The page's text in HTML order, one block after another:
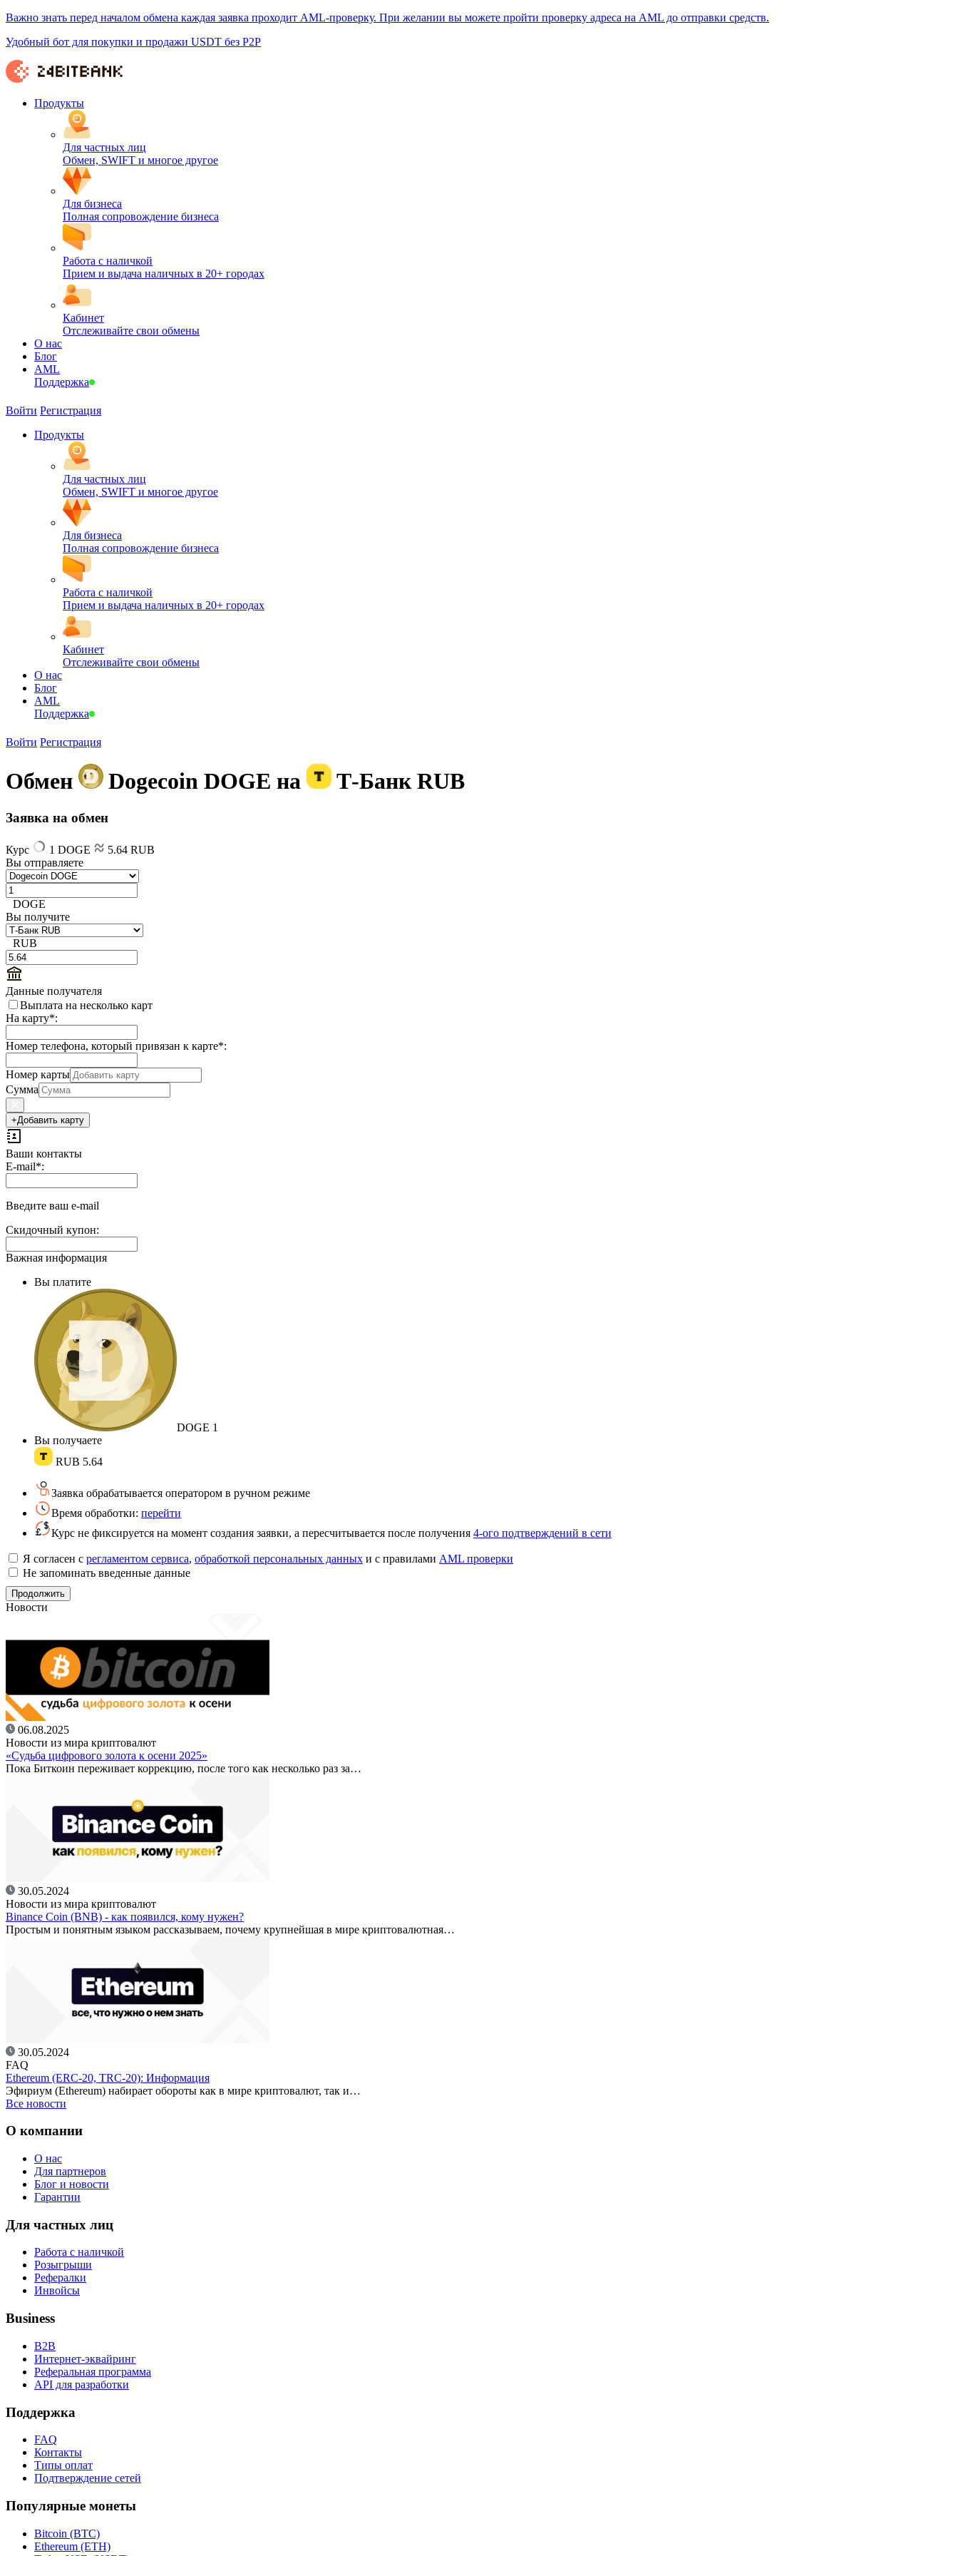
Важно знать перед началом обмена каждая заявка проходит AML-проверку. При желании вы можете пройти проверку адреса на AML до отправки средств.
Удобный бот для покупки и продажи USDT без P2P
Продукты
Для частных лиц
Обмен, SWIFT и многое другое
Для бизнеса
Полная сопровождение бизнеса
Работа с наличкой
Прием и выдача наличных в 20+ городах
Кабинет
Отслеживайте свои обмены
О нас
Блог
AML
Поддержка
Войти Регистрация
Продукты
Для частных лиц
Обмен, SWIFT и многое другое
Для бизнеса
Полная сопровождение бизнеса
Работа с наличкой
Прием и выдача наличных в 20+ городах
Кабинет
Отслеживайте свои обмены
О нас
Блог
AML
Поддержка
Войти Регистрация
Обмен Dogecoin DOGE на Т-Банк RUB
Заявка на обмен
Курс 1 DOGE
5.64 RUB
Вы отправляете
DOGE
Вы получите
RUB
Данные получателя
Выплата на несколько карт
На карту*:
Номер телефона, который привязан к карте*:
Номер карты
Сумма
+Добавить карту
Ваши контакты
E-mail*:
Введите ваш e-mail
Скидочный купон:
Важная информация
Вы платите
DOGE 1
Вы получаете
RUB 5.64
Заявка обрабатывается оператором в ручном режиме
Время обработки: перейти
Курс не фиксируется на момент создания заявки, а пересчитывается после получения 4-ого подтверждений в сети
Я согласен с регламентом сервиса, обработкой персональных данных и с правилами AML проверки
Не запоминать введенные данные
Новости
06.08.2025
Новости из мира криптовалют
«Судьба цифрового золота к осени 2025»
Пока Биткоин переживает коррекцию, после того как несколько раз за…
30.05.2024
Новости из мира криптовалют
Binance Coin (BNB) - как появился, кому нужен?
Простым и понятным языком рассказываем, почему крупнейшая в мире криптовалютная…
30.05.2024
FAQ
Ethereum (ERC-20, TRC-20): Информация
Эфириум (Ethereum) набирает обороты как в мире криптовалют, так и…
Все новости
О компании
О нас
Для партнеров
Блог и новости
Гарантии
Для частных лиц
Работа с наличкой
Розыгрыши
Рефералки
Инвойсы
Business
B2B
Интернет-эквайринг
Реферальная программа
API для разработки
Поддержка
FAQ
Контакты
Типы оплат
Подтверждение сетей
Популярные монеты
Bitcoin (BTC)
Ethereum (ETH)